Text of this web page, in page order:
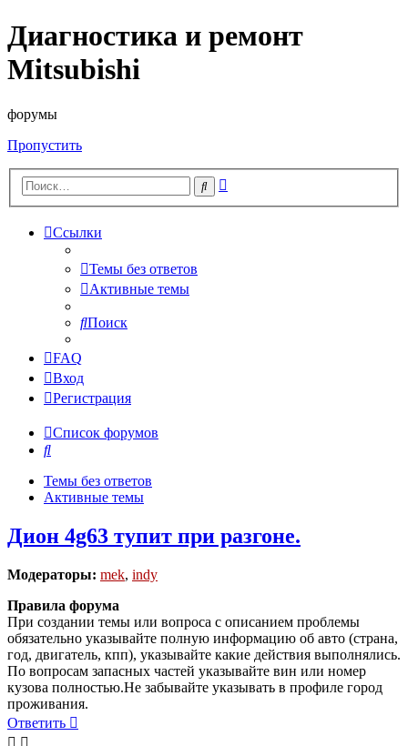
Диагностика и ремонт
Mitsubishi
форумы
Пропустить
Поиск
Ссылки
Темы без ответов
Активные темы
Поиск
FAQ
Вход
Регистрация
Список форумов
Поиск
Темы без ответов
Активные темы
Дион 4g63 тупит при разгоне.
Модераторы: mek, indy
Правила форума
При создании темы или вопроса с описанием проблемы
обязательно указывайте полную информацию об авто (страна,
год, двигатель, кпп), указывайте какие действия выполнялись.
По вопросам запасных частей указывайте вин или номер
кузова полностью.Не забывайте указывать в профиле город
проживания.
Ответить